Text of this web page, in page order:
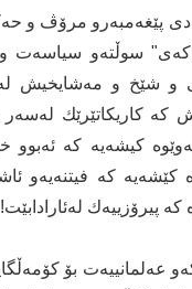
پێغەمبەرو مرۆڤ و
سوڵتەو سیاسەت
و شێخ و مەشایخیش
کە کاریکاتێرێك
کیشەیە کە
کێشەیە کە فیتنەیەو
کە پیرۆزییەك لەئارادابێت!
عەلمانییەت بۆ